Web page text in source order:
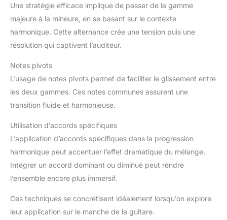
Une stratégie efficace implique de passer de la gamme
majeure à la mineure, en se basant sur le contexte
harmonique. Cette alternance crée une tension puis une
résolution qui captivent l’auditeur.
Notes pivots
L’usage de notes pivots permet de faciliter le glissement entre
les deux gammes. Ces notes communes assurent une
transition fluide et harmonieuse.
Utilisation d’accords spécifiques
L’application d’accords spécifiques dans la progression
harmonique peut accentuer l’effet dramatique du mélange.
Intégrer un accord dominant ou diminué peut rendre
l’ensemble encore plus immersif.
Ces techniques se concrétisent idéalement lorsqu’on explore
leur application sur le manche de la guitare.